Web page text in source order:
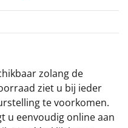
zolang de
ziet u bij ieder
te voorkomen.
u eenvoudig online aan